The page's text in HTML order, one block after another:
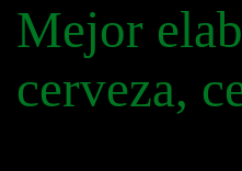
Mejor
cerveza,